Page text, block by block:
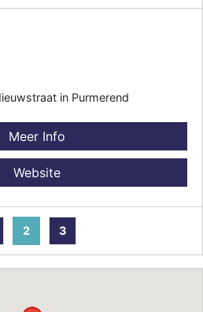
in Purmerend
Meer Info
Website
2 3